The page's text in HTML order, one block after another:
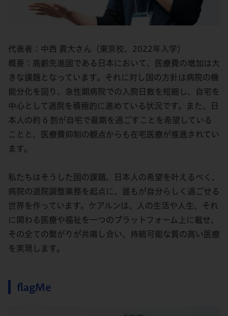
代表者：中西 貴大さん（東京校、2022年入学）
概要：高齢先進国である日本において、医療費の増加は大
きな課題となっています。それに対し国の方針は病院の機
能分化を図り、急性期病院での入院日数を短縮し、自宅を
中心として退院を積極的に進めている状況です。また、日
本人の約 6 割が自宅で最期を過ごすことを希望している
ことと、医療費抑制の観点からも在宅医療が推進されてい
ます。
私たちはそうした国の課題、日本人の希望を叶えるべく、
病院の退院調整業務を起点に、誰もが自分らしく過ごせる
世界を作っています。ケアルンは、人の生活や人生、それ
に関わる医療や福祉を一つのプラットフォーム上に載せ、
その全ての繋がりが共鳴し合い、持続可能な質の高い医療
を実現します。
flagMe